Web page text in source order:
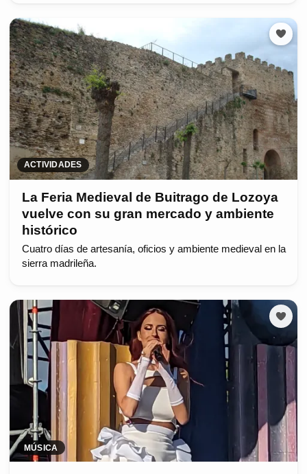
ACTIVIDADES
La Feria Medieval de Buitrago de Lozoya
vuelve con su gran mercado y ambiente
histórico
Cuatro días de artesanía, oficios y ambiente medieval en la
sierra madrileña.
MÚSICA